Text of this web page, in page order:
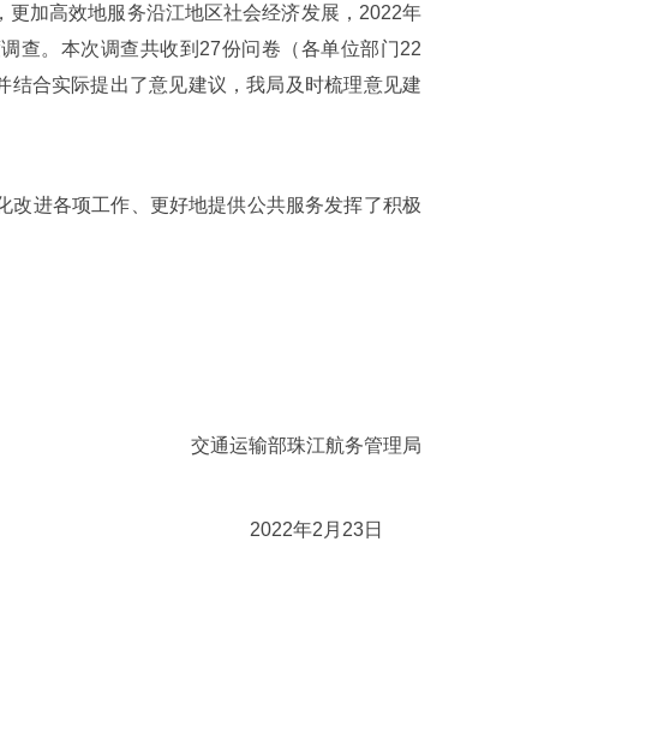
加高效地服务沿江地区社会经济发展，2022年
查。本次调查共收到27份问卷（各单位部门22
合实际提出了意见建议，我局及时梳理意见建
进各项工作、更好地提供公共服务发挥了积极
交通运输部珠江航务管理局
2022年2月23日